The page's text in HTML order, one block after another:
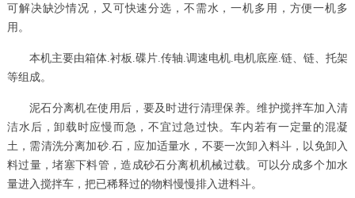
可解决缺沙情况，又可快速分选，不需水，一机多用，方便一机多
用。
本机主要由箱体.衬板.碟片.传轴.调速电机.电机底座.链、链、托架
等组成。
泥石分离机在使用后，要及时进行清理保养。维护搅拌车加入清
洁水后，卸载时应慢而急，不宜过急过快。车内若有一定量的混凝
土，需清洗分离加砂.石，应加适量水，不要一次卸入料斗，以免卸入
料过量，堵塞下料管，造成砂石分离机机械过载。可以分成多个加水
量进入搅拌车，把已稀释过的物料慢慢排入进料斗。